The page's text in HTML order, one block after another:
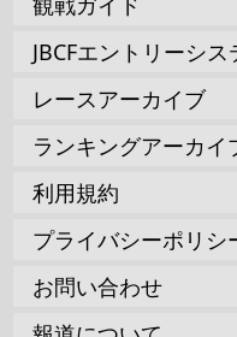
JBCFエントリーシス
レースアーカイブ
ランキングアーカイ
利用規約
プライバシーポリシ
お問い合わせ